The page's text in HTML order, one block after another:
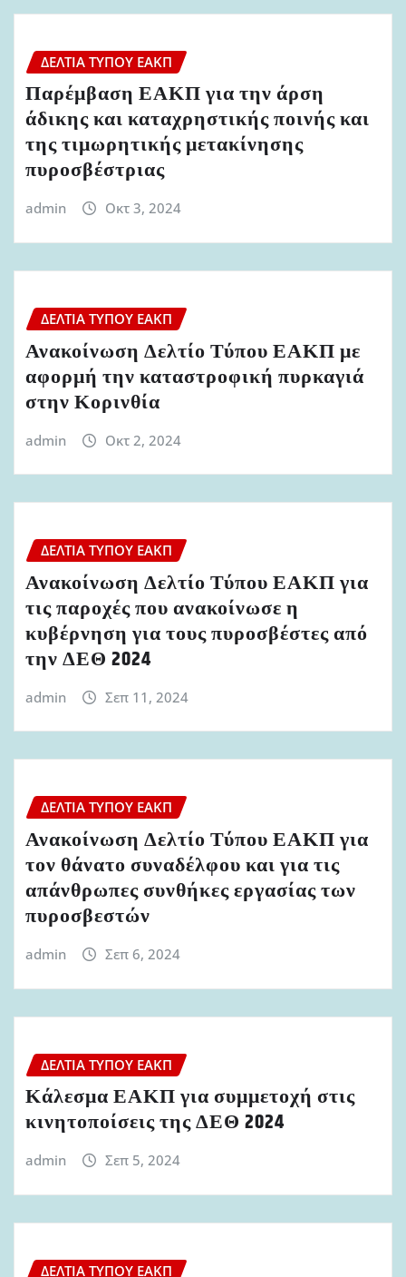
ΔΕΛΤΊΑ ΤΎΠΟΥ ΕΑΚΠ
Παρέμβαση ΕΑΚΠ για την άρση
άδικης και καταχρηστικής ποινής και
της τιμωρητικής μετακίνησης
πυροσβέστριας
admin Οκτ 3, 2024
ΔΕΛΤΊΑ ΤΎΠΟΥ ΕΑΚΠ
Ανακοίνωση Δελτίο Τύπου ΕΑΚΠ με
αφορμή την καταστροφική πυρκαγιά
στην Κορινθία
admin Οκτ 2, 2024
ΔΕΛΤΊΑ ΤΎΠΟΥ ΕΑΚΠ
Ανακοίνωση Δελτίο Τύπου ΕΑΚΠ για
τις παροχές που ανακοίνωσε η
κυβέρνηση για τους πυροσβέστες από
την ΔΕΘ 2024
admin Σεπ 11, 2024
ΔΕΛΤΊΑ ΤΎΠΟΥ ΕΑΚΠ
Ανακοίνωση Δελτίο Τύπου ΕΑΚΠ για
τον θάνατο συναδέλφου και για τις
απάνθρωπες συνθήκες εργασίας των
πυροσβεστών
admin Σεπ 6, 2024
ΔΕΛΤΊΑ ΤΎΠΟΥ ΕΑΚΠ
Κάλεσμα ΕΑΚΠ για συμμετοχή στις
κινητοποίσεις της ΔΕΘ 2024
admin Σεπ 5, 2024
ΔΕΛΤΊΑ ΤΎΠΟΥ ΕΑΚΠ